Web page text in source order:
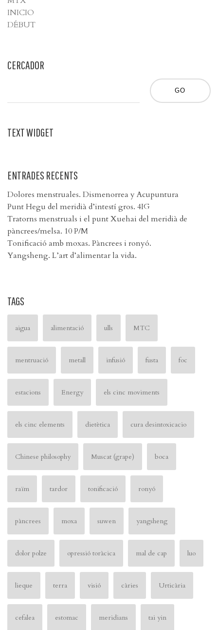
INICIO
DÉBUT
CERCADOR
TEXT WIDGET
ENTRADES RECENTS
Dolores menstruales. Dismenorrea y Acupuntura
Punt Hegu del meridià d’intestí gros. 4IG
Tratorns menstruals i el punt Xuehai del meridià de
pàncrees/melsa. 10 P/M
Tonificació amb moxas. Pàncrees i ronyó.
Yangsheng. L’art d’alimentar la vida.
TAGS
aigua alimentació ulls MTC
mentruació metall infusió fusta foc
estacions Energy els cinc moviments
els cinc elements dietètica cura desintoxicacio
Chinese philosophy Muscat (grape) boca
raïm tardor tonificació ronyó
pàncrees moxa suwen yangsheng
dolor polze opressió toràcica mal de cap luo
lieque terra visió càries Urticària
cefalea estomac meridians tai yin